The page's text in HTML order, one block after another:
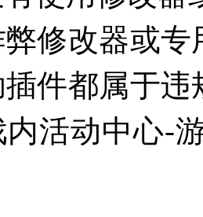
弊修改器或
件都属于
内活动中心-